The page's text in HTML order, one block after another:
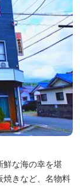
鮮な海の幸を堪
焼きなど、名物料